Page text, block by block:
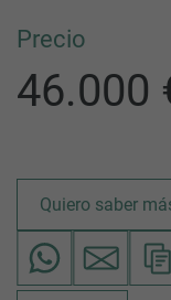
Precio
46.000
Quiero saber